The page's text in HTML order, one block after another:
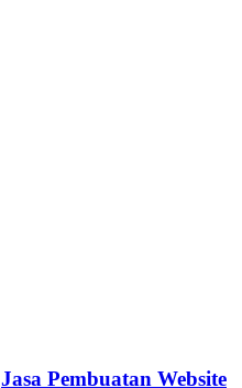
Jasa Pembuatan Website